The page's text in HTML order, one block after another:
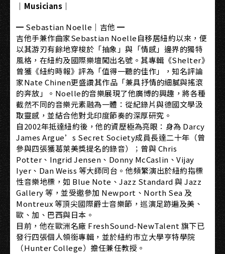
｜Musicians｜
━ Sebastian Noelle｜吉他 ━
吉他手兼作曲家Sebastian Noelle自移居紐約以來，便
以其游刃有餘地穿梭於「抽象」與「情感」邊界的獨特
風格，在紐約及國際樂壇闖出名號。其專輯《Shelter》
曾獲《紐約時報》評為「值得一聽的佳作」，知名評論
家Nate Chinen更盛讚其作品「兼具抒情的細膩與搖滾
的奔放」。Noelle的音樂展現了他廣博的興趣，將各種
截然不同的音樂元素融為一體：從紀錄片與德國文學汲
取靈感，並結合他對北印度節奏的深厚研究。
自2002年抵達紐約後，他的資歷極為亮眼：身為 Darcy
James Argue’s Secret Society成員長達二十年（曾
參與四張獲葛萊美獎提名的錄音）；曾與 Chris
Potter、Ingrid Jensen、Donny McCaslin、Vijay
Iyer、Dan Weiss 等大師同台。他頻繁演出於紐約指標
性音樂地標，如 Blue Note、Jazz Standard 與 Jazz
Gallery 等，並受邀參加 Newport、North Sea 及
Montreux 等頂尖國際爵士音樂節，巡演足跡遍及美、
歐、加、巴西與日本。
目前，他在歐洲名廠 FreshSound-NewTalent 旗下已
發行四張個人領銜專輯，並於紐約市立大學亨特學院
（Hunter College）擔任兼任教授。